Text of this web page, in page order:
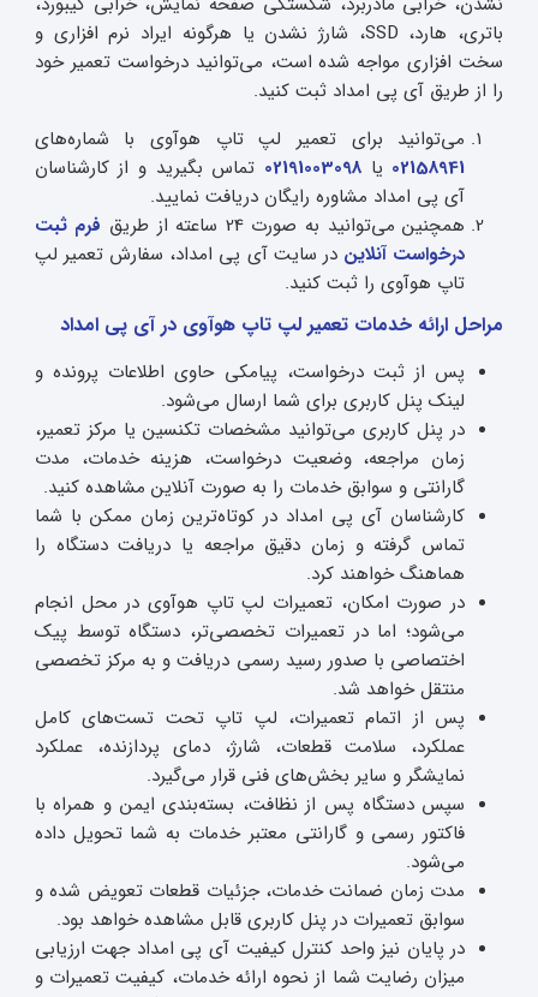
باتری، هارد، SSD، شارژ نشدن یا هرگونه ایراد نرم افزاری و
سخت افزاری مواجه شده است، می‌توانید درخواست تعمیر خود
را از طریق آی پی امداد ثبت کنید.
می‌توانید برای تعمیر لپ تاپ هوآوی با شماره‌های
02158941 یا02191003098 تماس بگیرید و از کارشناسان
آی پی امداد مشاوره رایگان دریافت نمایید.
همچنین می‌توانید به صورت 24 ساعته از طریق
فرم ثبت
درخواست آنلاین در سایت آی پی امداد، سفارش تعمیر لپ
تاپ هوآوی را ثبت کنید.
مراحل ارائه خدمات تعمیر لپ تاپ هوآوی در آی پی امداد
پس از ثبت درخواست، پیامکی حاوی اطلاعات پرونده و
لینک پنل کاربری برای شما ارسال می‌شود.
در پنل کاربری می‌توانید مشخصات تکنسین یا مرکز تعمیر،
زمان مراجعه، وضعیت درخواست، هزینه خدمات، مدت
گارانتی و سوابق خدمات را به صورت آنلاین مشاهده کنید.
کارشناسان آی پی امداد در کوتاه‌ترین زمان ممکن با شما
تماس گرفته و زمان دقیق مراجعه یا دریافت دستگاه را
هماهنگ خواهند کرد.
در صورت امکان، تعمیرات لپ تاپ هوآوی در محل انجام
می‌شود؛ اما در تعمیرات تخصصی‌تر، دستگاه توسط پیک
اختصاصی با صدور رسید رسمی دریافت و به مرکز تخصصی
منتقل خواهد شد.
پس از اتمام تعمیرات، لپ تاپ تحت تست‌های کامل
عملکرد، سلامت قطعات، شارژ، دمای پردازنده، عملکرد
نمایشگر و سایر بخش‌های فنی قرار می‌گیرد.
سپس دستگاه پس از نظافت، بسته‌بندی ایمن و همراه با
فاکتور رسمی و گارانتی معتبر خدمات به شما تحویل داده
می‌شود.
مدت زمان ضمانت خدمات، جزئیات قطعات تعویض‌ شده و
سوابق تعمیرات در پنل کاربری قابل مشاهده خواهد بود.
در پایان نیز واحد کنترل کیفیت آی پی امداد جهت ارزیابی
میزان رضایت شما از نحوه ارائه خدمات، کیفیت تعمیرات و